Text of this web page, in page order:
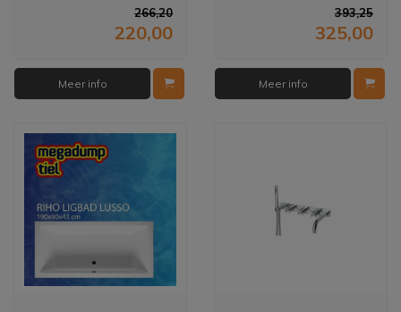
266,20
220,00
Meer info
393,25
325,00
Meer info